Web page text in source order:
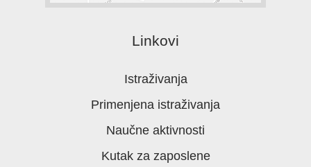
Linkovi
Istraživanja
Primenjena istraživanja
Naučne aktivnosti
Kutak za zaposlene